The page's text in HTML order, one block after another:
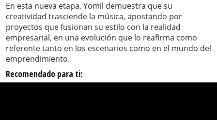
En esta nueva etapa, Yomil demuestra que su
creatividad trasciende la música, apostando por
proyectos que fusionan su estilo con la realidad
empresarial, en una evolución que lo reafirma como
referente tanto en los escenarios como en el mundo del
emprendimiento.
Recomendado para ti: